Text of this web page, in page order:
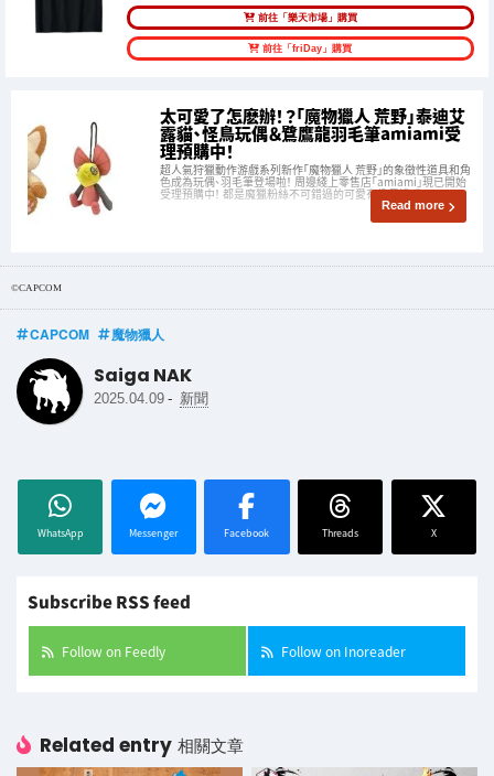
前往「樂天市場」購買
前往「friDay」購買
太可愛了怎麽辦！？「魔物獵人 荒野」泰迪艾
露貓、怪鳥玩偶＆鷺鷹龍羽毛筆amiami受
理預購中！
超人氣狩獵動作游戲系列新作「魔物獵人 荒野」的象徵性道具和角
色成為玩偶、羽毛筆登場啦！ 周邊綫上零售店「amiami」現已開始
受理預購中！ 都是魔獵粉絲不可錯過的可愛有趣周邊哦！
Read more
©CAPCOM
CAPCOM 魔物獵人
Saiga NAK
2025.04.09 - 新聞
WhatsApp Messenger Facebook Threads X
Subscribe RSS feed
Follow on Feedly Follow on Inoreader
Related entry 相關文章